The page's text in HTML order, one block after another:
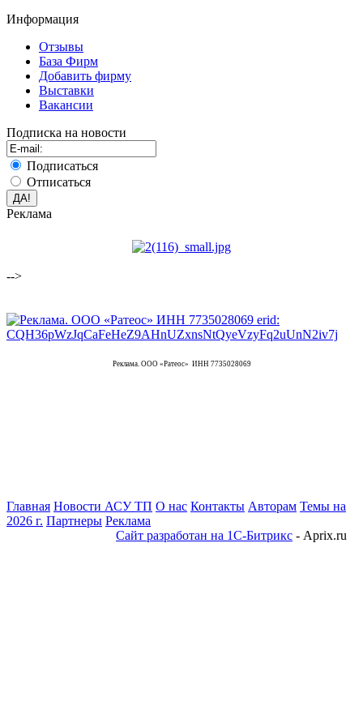
Информация
Отзывы
База Фирм
Добавить фирму
Выставки
Вакансии
Подписка на новости
Подписаться
Отписаться
Реклама
-->
Реклама. ООО «Ратеос» ИНН 7735028069
Главная Новости АСУ ТП О нас Контакты Авторам Темы на
2026 г. Партнеры Реклама
Сайт разработан на 1С-Битрикс - Aprix.ru